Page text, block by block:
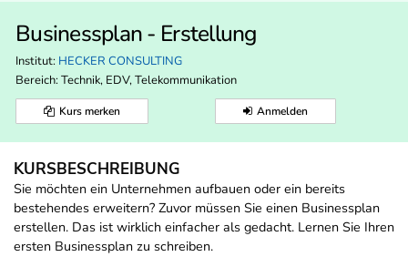
Businessplan - Erstellung
Institut: HECKER CONSULTING
Bereich: Technik, EDV, Telekommunikation
Kurs merken Anmelden
KURSBESCHREIBUNG
Sie möchten ein Unternehmen aufbauen oder ein bereits
bestehendes erweitern? Zuvor müssen Sie einen Businessplan
erstellen. Das ist wirklich einfacher als gedacht. Lernen Sie Ihren
ersten Businessplan zu schreiben.